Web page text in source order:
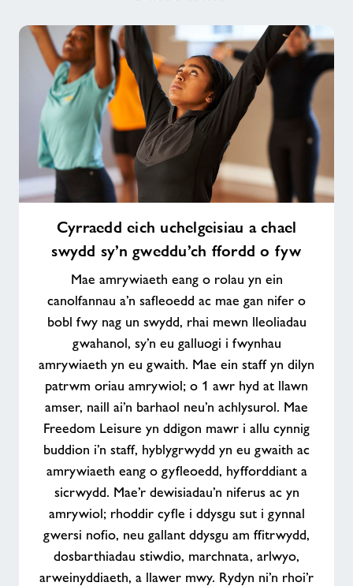
uchelgeisiau
swydd
gweddu’ch
ffordd
Cyrraedd eich uchelgeisiau a chael
swydd sy’n gweddu’ch ffordd o fyw
Mae amrywiaeth eang o rolau yn ein
canolfannau a’n safleoedd ac mae gan nifer o
bobl fwy nag un swydd, rhai mewn lleoliadau
gwahanol, sy’n eu galluogi i fwynhau
amrywiaeth yn eu gwaith. Mae ein staff yn dilyn
patrwm oriau amrywiol; o 1 awr hyd at llawn
amser, naill ai’n barhaol neu’n achlysurol. Mae
Freedom Leisure yn ddigon mawr i allu cynnig
buddion i’n staff, hyblygrwydd yn eu gwaith ac
amrywiaeth eang o gyfleoedd, hyfforddiant a
sicrwydd. Mae’r dewisiadau’n niferus ac yn
amrywiol; rhoddir cyfle i ddysgu sut i gynnal
gwersi nofio, neu gallant ddysgu am ffitrwydd,
dosbarthiadau stiwdio, marchnata, arlwyo,
arweinyddiaeth, a llawer mwy. Rydyn ni’n rhoi’r